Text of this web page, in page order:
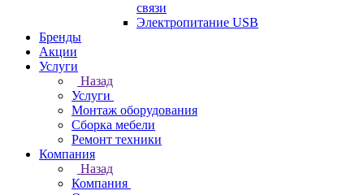
связи
Электропитание USB
Бренды
Акции
Услуги
Назад
Услуги
Монтаж оборудования
Сборка мебели
Ремонт техники
Компания
Назад
Компания